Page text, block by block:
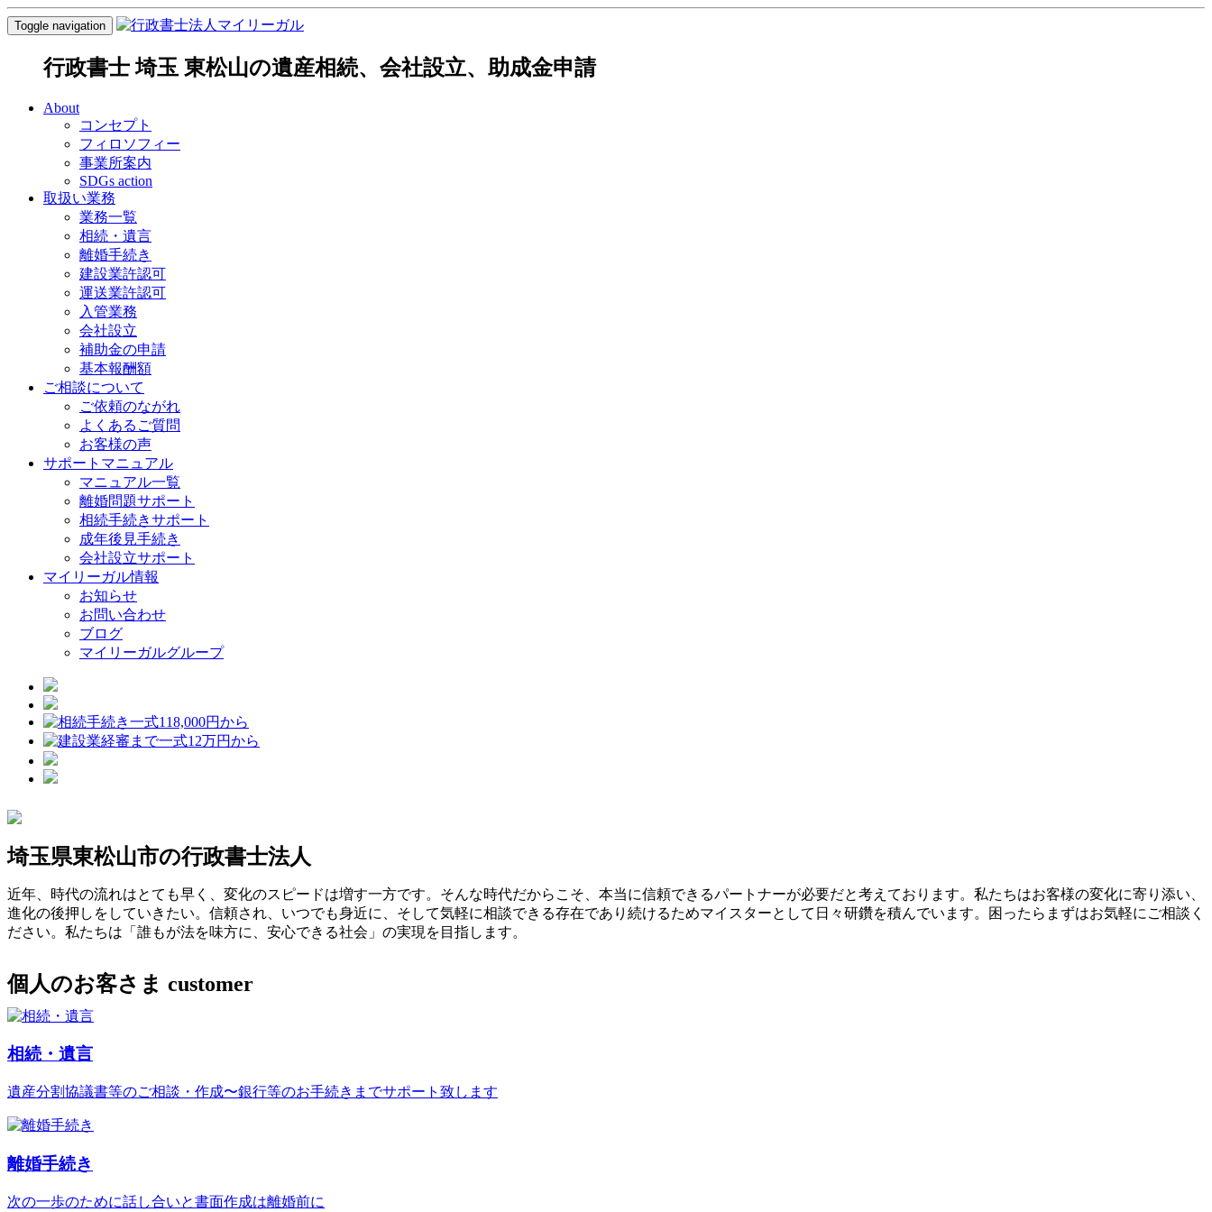
Toggle navigation
行政書士 埼玉 東松山の遺産相続、会社設立、助成金申請
About
コンセプト
フィロソフィー
事業所案内
SDGs action
取扱い業務
業務一覧
相続・遺言
離婚手続き
建設業許認可
運送業許認可
入管業務
会社設立
補助金の申請
基本報酬額
ご相談について
ご依頼のながれ
よくあるご質問
お客様の声
サポートマニュアル
マニュアル一覧
離婚問題サポート
相続手続きサポート
成年後見手続き
会社設立サポート
マイリーガル情報
お知らせ
お問い合わせ
ブログ
マイリーガルグループ
埼玉県東松山市の行政書士法人
近年、時代の流れはとても早く、変化のスピードは増す一方です。そんな時代だからこそ、本当に信頼できるパートナーが必要だと考えております。私たちはお客様の変化に寄り添い、
進化の後押しをしていきたい。信頼され、いつでも身近に、そして気軽に相談できる存在であり続けるためマイスターとして日々研鑽を積んでいます。困ったらまずはお気軽にご相談く
ださい。私たちは「誰もが法を味方に、安心できる社会」の実現を目指します。
個人のお客さま customer
相続・遺言
遺産分割協議書等のご相談・作成〜銀行等のお手続きまでサポート致します
離婚手続き
次の一歩のために話し合いと書面作成は離婚前に